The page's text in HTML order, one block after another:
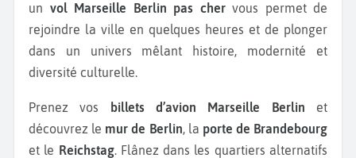
un vol Marseille Berlin pas chervous permet de
rejoindre la ville en quelques heures et de plonger
dans un univers mêlant histoire, modernité et
diversité culturelle.
Prenez vos billets d’avion Marseille Berlin et
découvrez le mur de Berlin, la porte de Brandebourg
et le Reichstag. Flânez dans les quartiers alternatifs